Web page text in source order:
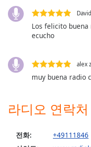
Beginning
Escape
cancel
Los felicito
ecucho
alex
muy buena radio
라디오 연락처
전화:
+49111846